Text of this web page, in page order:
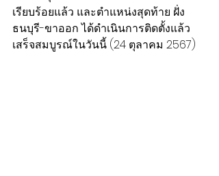
เรียบร้อยแล้ว และตำแหน่งสุดท้าย ฝั่ง
ธนบุรี-ขาออก ได้ดำเนินการติดตั้งแล้ว
เสร็จสมบูรณ์ในวันนี้ (24 ตุลาคม 2567)